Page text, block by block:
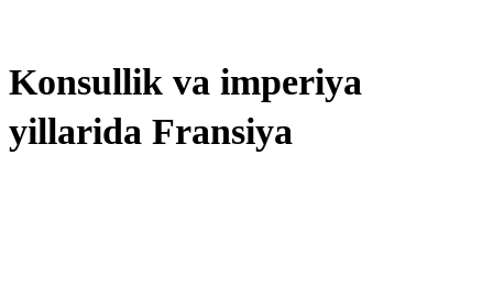
Konsullik va imperiya
yillarida Fransiya